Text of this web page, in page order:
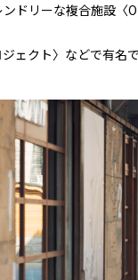
ドリーな複合施設〈
ェクト〉などで有名で